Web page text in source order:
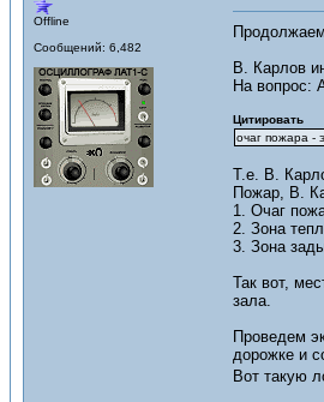
Offline
Сообщений: 6,482
В. Карлов
На вопрос:
Цитировать
очаг пожара -
Т.е. В.
Пожар, В.
1. Очаг
2. Зона
3. Зона
Так вот,
зала.
Проведем
дорожке и
Вот такую